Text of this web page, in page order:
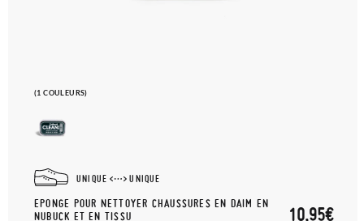
(1 COULEURS)
UNIQUE UNIQUE
EPONGE POUR NETTOYER CHAUSSURES EN DAIM EN
NUBUCK ET EN TISSU
10,95€